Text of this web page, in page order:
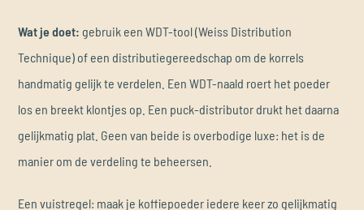
Wat je doet: gebruik een WDT-tool (Weiss Distribution
Technique) of een distributiegereedschap om de korrels
handmatig gelijk te verdelen. Een WDT-naald roert het poeder
los en breekt klontjes op. Een puck-distributor drukt het daarna
gelijkmatig plat. Geen van beide is overbodige luxe: het is de
manier om de verdeling te beheersen.
Een vuistregel: maak je koffiepoeder iedere keer zo gelijkmatig